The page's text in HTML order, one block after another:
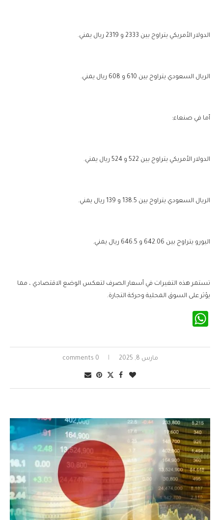
الدولار الأمريكي يتراوح بين 2333 و 2319 ريال يمني.
الريال السعودي يتراوح بين 610 و 608 ريال يمني.
أما في صنعاء:
الدولار الأمريكي يتراوح بين 522 و 524 ريال يمني.
الريال السعودي يتراوح بين 138.5 و 139 ريال يمني.
اليورو يتراوح بين 642.06 و 646.5 ريال يمني.
تستمر هذه التغيرات في أسعار الصرف لتعكس الوضع الاقتصادي ، مما
يؤثر على السوق المحلية وحركة التجارة.
مارس 8, 2025 0 comments